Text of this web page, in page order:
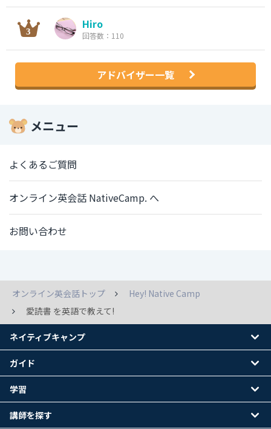
Hiro
回答数：110
アドバイザー一覧
メニュー
よくあるご質問
オンライン英会話 NativeCamp. へ
お問い合わせ
オンライン英会話トップ
Hey! Native Camp
愛読書 を英語で教えて!
ネイティブキャンプ
ガイド
学習
講師を探す